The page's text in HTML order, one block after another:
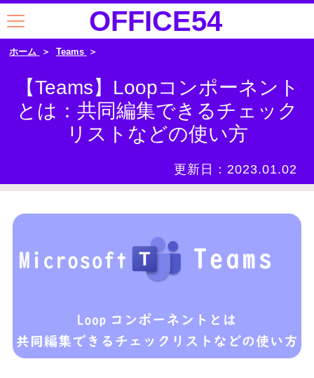
OFFICE54
ホーム Teams
【Teams】Loopコンポーネント
とは：共同編集できるチェック
リストなどの使い方
更新日： 2023.01.02